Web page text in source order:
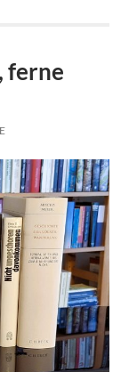
ferne